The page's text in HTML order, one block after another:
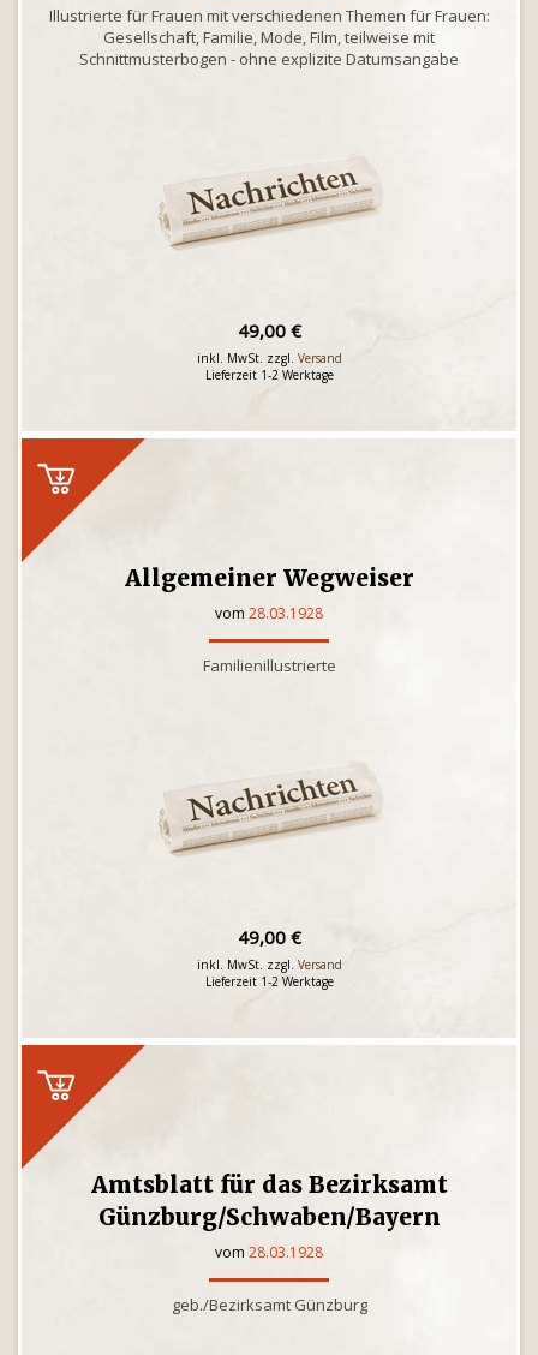
Illustrierte für Frauen mit verschiedenen Themen für Frauen:
Gesellschaft, Familie, Mode, Film, teilweise mit
Schnittmusterbogen - ohne explizite Datumsangabe
49,00 €
inkl. MwSt. zzgl. Versand
Lieferzeit 1-2 Werktage
Allgemeiner Wegweiser
vom 28.03.1928
Familienillustrierte
49,00 €
inkl. MwSt. zzgl. Versand
Lieferzeit 1-2 Werktage
Amtsblatt für das Bezirksamt
Günzburg/Schwaben/Bayern
vom 28.03.1928
geb./Bezirksamt Günzburg